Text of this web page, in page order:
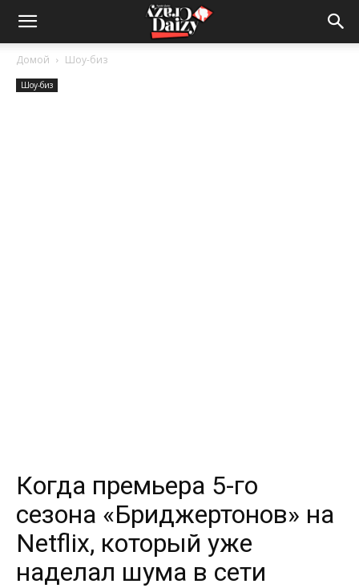
Crazy-
Daizy
Домой Шоу-биз
Шоу-биз
Когда премьера 5-го
сезона «Бриджертонов» на
Netflix, который уже
наделал шума в сети